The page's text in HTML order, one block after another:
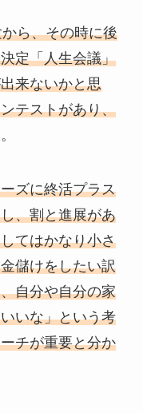
ら、その時に後
定「人生会議」
来ないかと思
テストがあり、
ズに終活プラス
、割と進展があ
てはかなり小さ
儲けをしたい訳
自分や自分の家
いな」という考
チが重要と分か